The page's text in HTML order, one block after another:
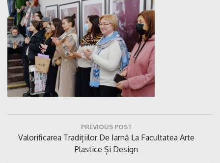
articole
PREVIOUS POST
Previous
Valorificarea Tradițiilor De Iarnă La Facultatea Arte
Plastice Și Design